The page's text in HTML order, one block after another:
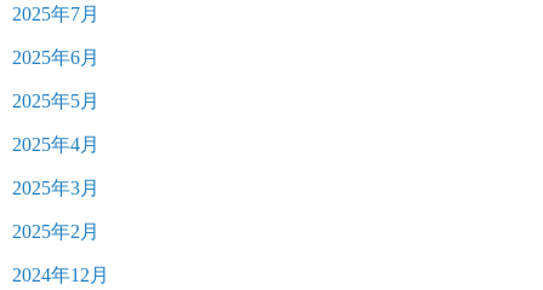
2025年7月
2025年6月
2025年5月
2025年4月
2025年3月
2025年2月
2024年12月